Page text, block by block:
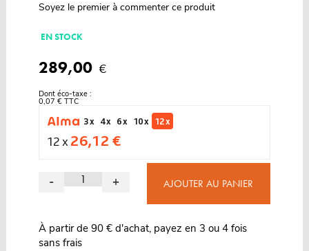
Soyez le premier à commenter ce produit
EN STOCK
289,00 €
Dont éco-taxe :
0,07 € TTC
3 x
4 x 6 x 10 x 12 x
12 x 26,12 €
- + AJOUTER AU PANIER
À partir de 90 € d'achat, payez en 3 ou 4 fois
sans frais